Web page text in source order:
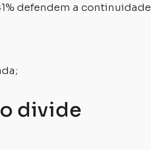
defendem a continuidade
divide